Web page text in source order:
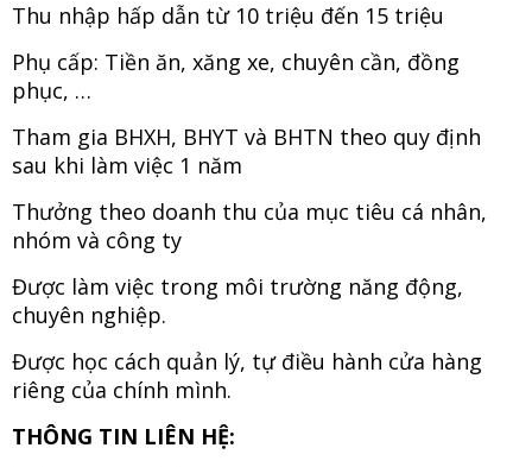
Thu nhập hấp dẫn từ 10 triệu đến 15 triệu
Phụ cấp: Tiền ăn, xăng xe, chuyên cần, đồng
phục, …
Tham gia BHXH, BHYT và BHTN theo quy định
sau khi làm việc 1 năm
Thưởng theo doanh thu của mục tiêu cá nhân,
nhóm và công ty
Được làm việc trong môi trường năng động,
chuyên nghiệp.
Được học cách quản lý, tự điều hành cửa hàng
riêng của chính mình.
THÔNG TIN LIÊN HỆ: